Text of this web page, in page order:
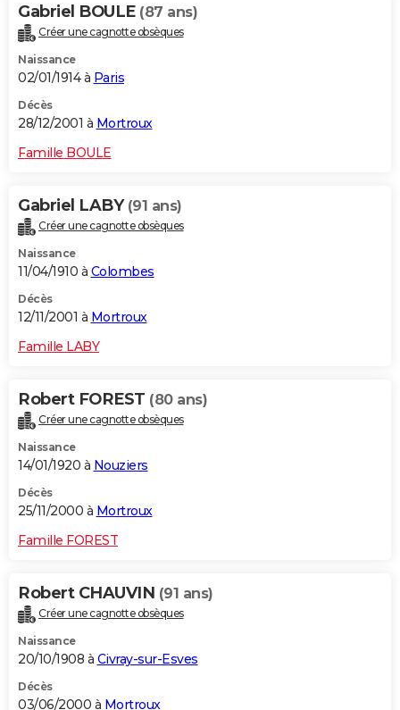
Gabriel BOULE (87 ans)
Créer une cagnotte obsèques
Naissance
02/01/1914 à Paris
Décès
28/12/2001 à Mortroux
Famille BOULE
Gabriel LABY (91 ans)
Créer une cagnotte obsèques
Naissance
11/04/1910 à Colombes
Décès
12/11/2001 à Mortroux
Famille LABY
Robert FOREST (80 ans)
Créer une cagnotte obsèques
Naissance
14/01/1920 à Nouziers
Décès
25/11/2000 à Mortroux
Famille FOREST
Robert CHAUVIN (91 ans)
Créer une cagnotte obsèques
Naissance
20/10/1908 à Civray-sur-Esves
Décès
03/06/2000 à Mortroux